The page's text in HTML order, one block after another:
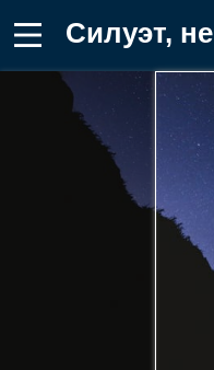
Силуэт, небо, уклон,